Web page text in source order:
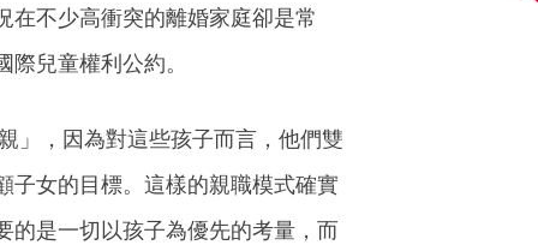
在不少高衝突的離婚家庭卻是常
兒童權利公約。
，因為對這些孩子而言，他們雙
子女的目標。這樣的親職模式確實
的是一切以孩子為優先的考量，而